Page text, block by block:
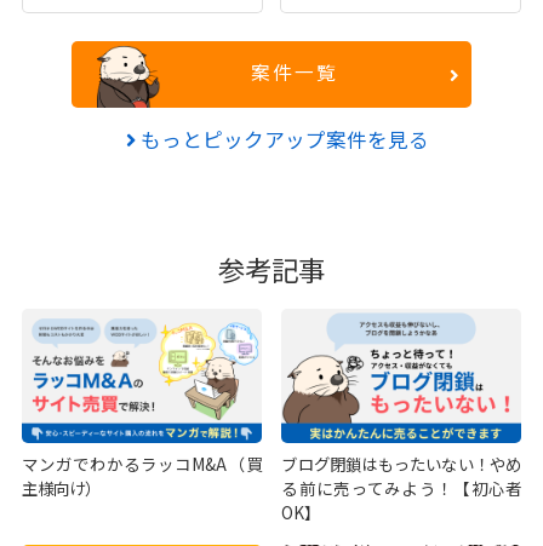
案件一覧
もっとピックアップ案件を見る
参考記事
マンガでわかるラッコM&A（買
主様向け）
ブログ閉鎖はもったいない！やめ
る前に売ってみよう！【初心者
OK】